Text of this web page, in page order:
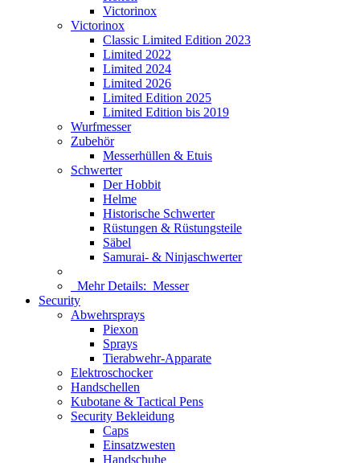
Victorinox
Victorinox
Classic Limited Edition 2023
Limited 2022
Limited 2024
Limited 2026
Limited Edition 2025
Limited Edition bis 2019
Wurfmesser
Zubehör
Messerhüllen & Etuis
Schwerter
Der Hobbit
Helme
Historische Schwerter
Rüstungen & Rüstungsteile
Säbel
Samurai- & Ninjaschwerter
Mehr Details: Messer
Security
Abwehrsprays
Piexon
Sprays
Tierabwehr-Apparate
Elektroschocker
Handschellen
Kubotane & Tactical Pens
Security Bekleidung
Caps
Einsatzwesten
Handschuhe